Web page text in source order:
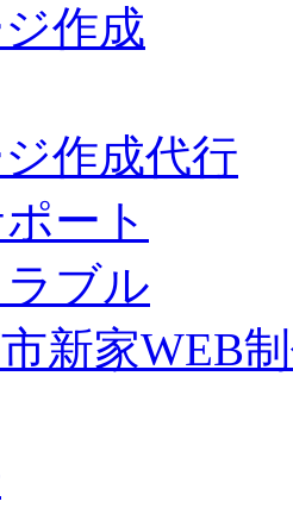
作成
作成代行
ート
ブル
新家WEB